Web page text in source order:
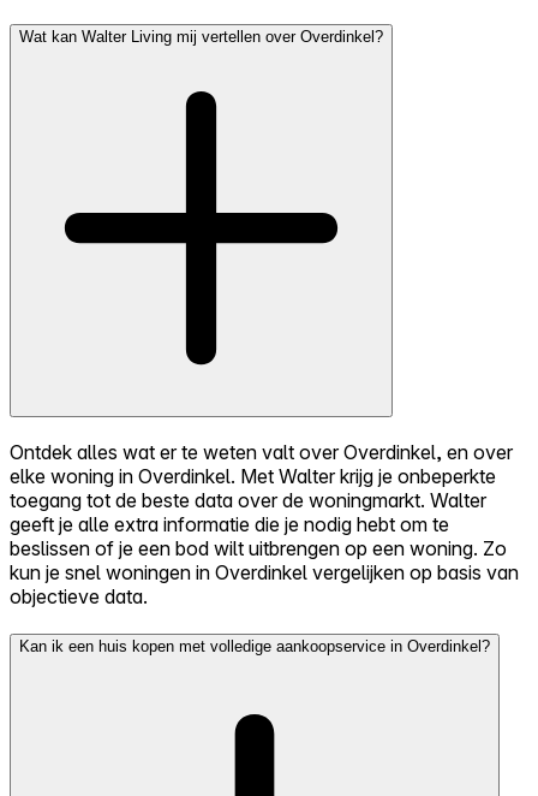
Wat kan Walter Living mij vertellen over Overdinkel?
Ontdek alles wat er te weten valt over Overdinkel, en over
elke woning in Overdinkel. Met Walter krijg je onbeperkte
toegang tot de beste data over de woningmarkt. Walter
geeft je alle extra informatie die je nodig hebt om te
beslissen of je een bod wilt uitbrengen op een woning. Zo
kun je snel woningen in Overdinkel vergelijken op basis van
objectieve data.
Kan ik een huis kopen met volledige aankoopservice in Overdinkel?